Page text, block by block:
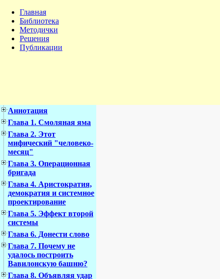
Главная
Библиотека
Методички
Решения
Публикации
Аннотация
Глава 1. Смоляная яма
Глава 2. Этот
мифический "человеко-
месяц"
Глава 3. Операционная
бригада
Глава 4. Аристократия,
демократия и системное
проектирование
Глава 5. Эффект второй
системы
Глава 6. Донести слово
Глава 7. Почему не
удалось построить
Вавилонскую башню?
Глава 8. Объявляя удар